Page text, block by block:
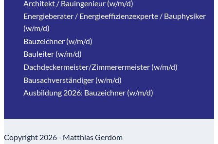
Architekt / Bauingenieur (w/m/d)
Energieberater / Energieeffizienzexperte / Bauphysiker
(w/m/d)
Bauzeichner (w/m/d)
Bauleiter (w/m/d)
Dachdeckermeister/Zimmerermeister (w/m/d)
Bausachverständiger (w/m/d)
Ausbildung 2026: Bauzeichner (w/m/d)
Copyright 2026 - Matthias Gerdom